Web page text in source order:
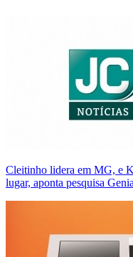
Cleitinho lidera em MG, e
lugar, aponta pesquisa